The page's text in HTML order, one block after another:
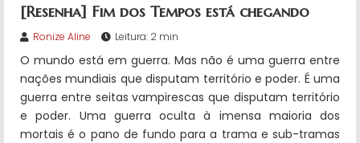
[Resenha] Fim dos Tempos está chegando
Ronize Aline Leitura: 2 min
O mundo está em guerra. Mas não é uma guerra entre
nações mundiais que disputam território e poder. É uma
guerra entre seitas vampirescas que disputam território
e poder. Uma guerra oculta à imensa maioria dos
mortais é o pano de fundo para a trama e sub-tramas